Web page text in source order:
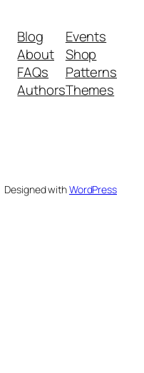
Blog
About
FAQs
Authors
Events
Shop
Patterns
Themes
Designed withWordPress